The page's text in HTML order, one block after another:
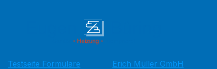
Testseite Formulare
Erich Müller GmbH